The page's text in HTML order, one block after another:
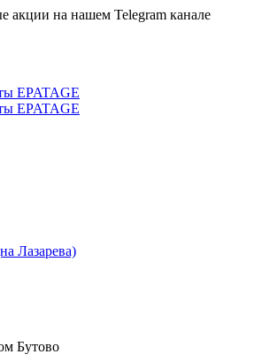
акции на нашем Telegram канале
д. 55
Лазарева)
Бутово